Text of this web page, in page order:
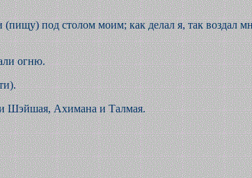
под столом моим; как делал я, так воздал
огню.
Шэйшая, Ахимана и Талмая.